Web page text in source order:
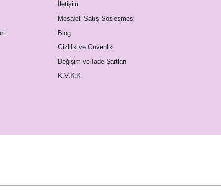
İletişim
Mesafeli Satış Sözleşmesi
Blog
Gizlilik ve Güvenlik
Değişim ve İade Şartları
K.V.K.K